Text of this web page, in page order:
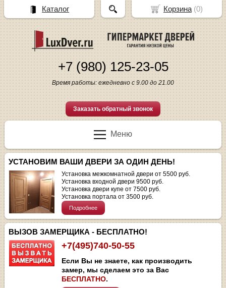
+7 (980) 125-23-05
Время работы: ежедневно с 9.00 до 21.00
Заказать обратный звонок
Меню
УСТАНОВИМ ВАШИ ДВЕРИ ЗА ОДИН ДЕНЬ!
Установка межкомнатной двери от 5500 руб.
Установка входной двери 9500 руб.
Установка двери купе от 7500 руб.
Установка портала от 3500 руб.
Подробнее
ВЫЗОВ ЗАМЕРЩИКА - БЕСПЛАТНО!
+7(495)740-50-55
Если Вы не знаете, как производить
замер, мы сделаем это за Вас
БЕСПЛАТНО.
Корзина(0)
Каталог